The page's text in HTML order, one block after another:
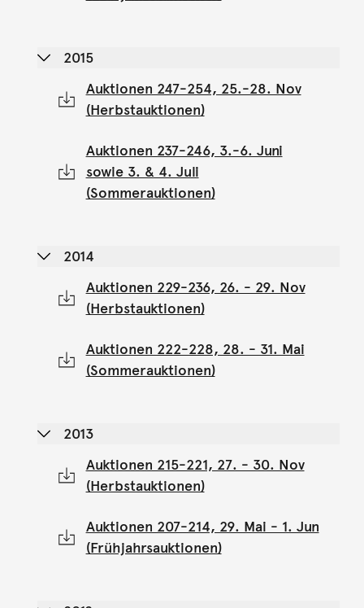
2015
Auktionen 247-254, 25.-28. Nov
(Herbstauktionen)
Auktionen 237-246, 3.-6. Juni
sowie 3. & 4. Juli
(Sommerauktionen)
2014
Auktionen 229-236, 26. - 29. Nov
(Herbstauktionen)
Auktionen 222-228, 28. - 31. Mai
(Sommerauktionen)
2013
Auktionen 215-221, 27. - 30. Nov
(Herbstauktionen)
Auktionen 207-214, 29. Mai - 1. Jun
(Frühjahrsauktionen)